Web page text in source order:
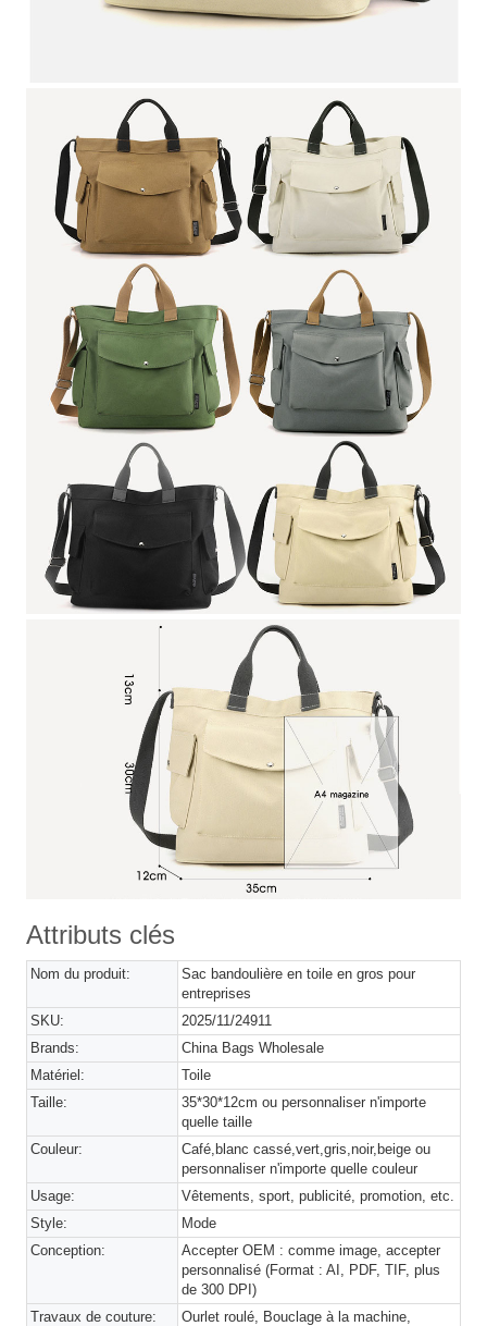
Attributs clés
Nom du produit:
Sac bandoulière en toile en gros pour
entreprises
SKU:
2025/11/24911
Brands:
China Bags Wholesale
Matériel:
Toile
Taille:
35*30*12cm ou personnaliser n'importe
quelle taille
Couleur:
Café,blanc cassé,vert,gris,noir,beige ou
personnaliser n'importe quelle couleur
Usage:
Vêtements, sport, publicité, promotion, etc.
Style:
Mode
Conception:
Accepter OEM : comme image, accepter
personnalisé (Format : AI, PDF, TIF, plus
de 300 DPI)
Travaux de couture:
Ourlet roulé, Bouclage à la machine,